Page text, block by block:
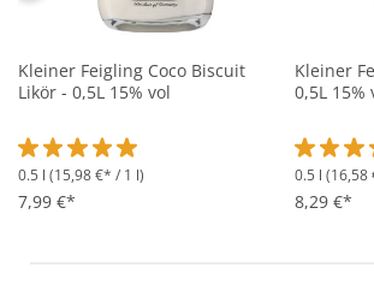
Kleiner Feigling Coco Biscuit
Likör - 0,5L 15% vol
Durchschnittliche Bewertung von 5 von 5
0.5 l (15,98 €* / 1 l)
7,99 €*
Kleiner
0,5L 15%
0.5 l (16,58
8,29 €*